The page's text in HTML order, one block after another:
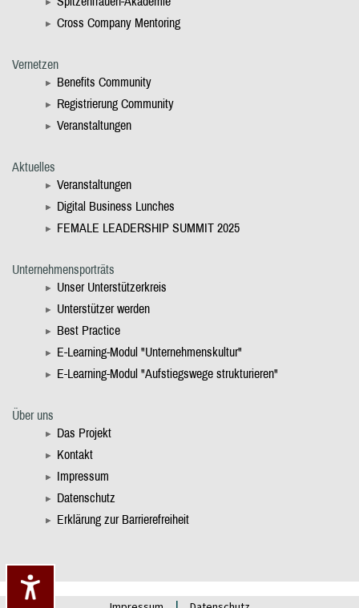
Cross Company Mentoring
Vernetzen
Benefits Community
Registrierung Community
Veranstaltungen
Aktuelles
Veranstaltungen
Digital Business Lunches
FEMALE LEADERSHIP SUMMIT 2025
Unternehmensporträts
Unser Unterstützerkreis
Unterstützer werden
Best Practice
E-Learning-Modul "Unternehmenskultur"
E-Learning-Modul "Aufstiegswege strukturieren"
Über uns
Das Projekt
Kontakt
Impressum
Datenschutz
Erklärung zur Barrierefreiheit